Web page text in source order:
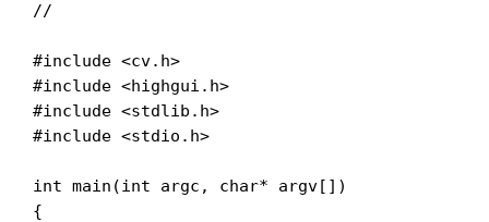
//
#include <cv.h>
#include <highgui.h>
#include <stdlib.h>
#include <stdio.h>
int main(int argc, char* argv[])
{